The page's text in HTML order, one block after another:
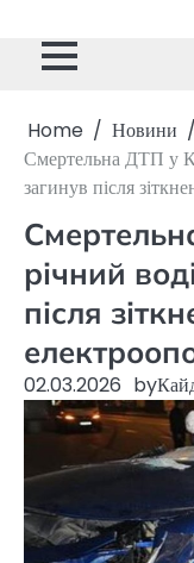
content
Home
Новини
Смертельна ДТП у
загинув після
річний
після
02.03.2026 by